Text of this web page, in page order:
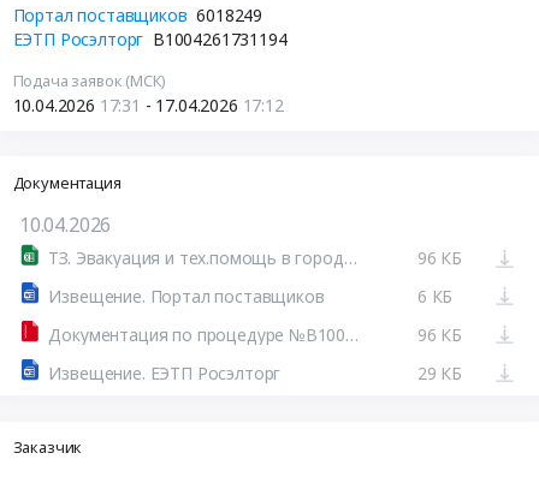
Портал поставщиков 6018249
ЕЭТП Росэлторг B1004261731194
Подача заявок (МСК)
10.04.2026 17:31 - 17.04.2026 17:12
Документация
10.04.2026
ТЗ. Эвакуация и тех.помощь в городах РФ (2026 г.).xlsx
96 КБ
Извещение. Портал поставщиков
6 КБ
Документация по процедуре №B1004261731194 (10-04-2026 1824).zip
96 КБ
Извещение. ЕЭТП Росэлторг
29 КБ
Заказчик